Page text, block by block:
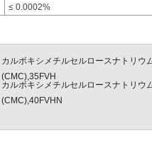
≤ 0.0002%
カルボキシメチルセルロースナトリウ
(CMC),35FVH
カルボキシメチルセルロースナトリウ
(CMC),40FVHN